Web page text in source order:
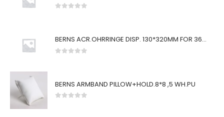
BERNS ACR.OHRRINGE DISP. 130*320MM FOR 36 PAIRS
BERNS ARMBAND PILLOW+HOLD.8*8 ,5 WH.PU